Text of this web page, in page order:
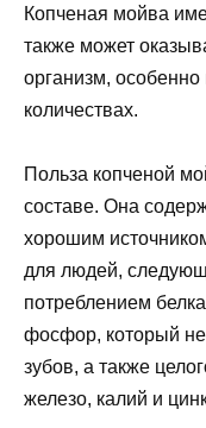
Копченая мойва
также может
организм,
количествах.
Польза копченой
составе. Она
хорошим
для людей,
потреблением
фосфор, который
зубов, а также
железо, калий и